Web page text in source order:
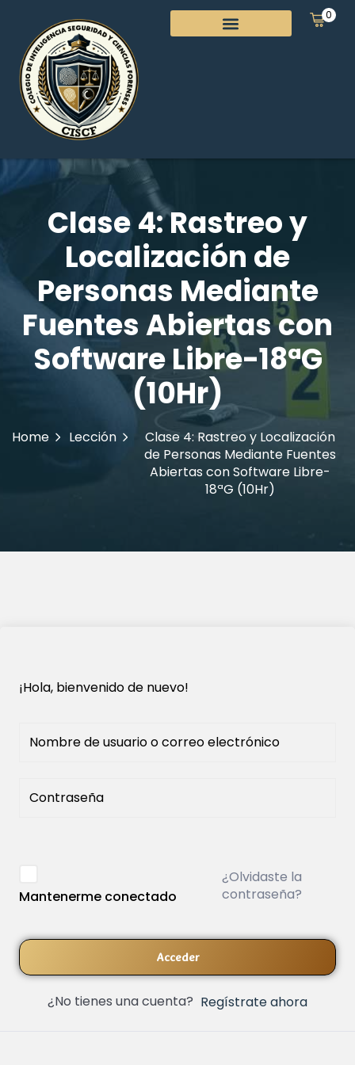
0
Clase 4: Rastreo y
Localización de
Personas Mediante
Fuentes Abiertas con
Software Libre-18ªG
(10Hr)
Home Lección
Clase 4: Rastreo y Localización
de Personas Mediante Fuentes
Abiertas con Software Libre-
18ªG (10Hr)
¡Hola, bienvenido de nuevo!
Mantenerme conectado
¿Olvidaste la
contraseña?
Acceder
¿No tienes una cuenta? Regístrate ahora